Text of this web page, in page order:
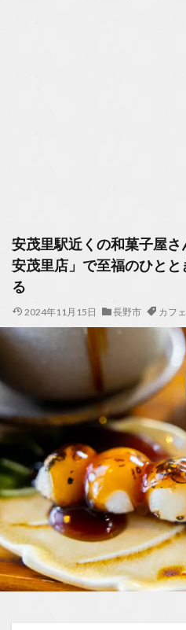
安茂里駅近くの和菓子屋
安茂里店」で至福のひと
る
2024年11月15日 長野市 カフェ